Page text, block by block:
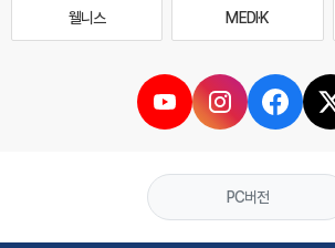
웰니스 MEDI·K
PC버전